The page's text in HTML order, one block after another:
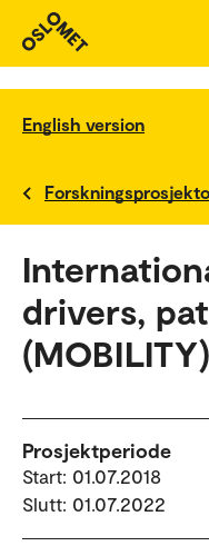
English version
drivers,
(MOBILITY)
Prosjektperiode
Start: 01.07.2018
Slutt: 01.07.2022